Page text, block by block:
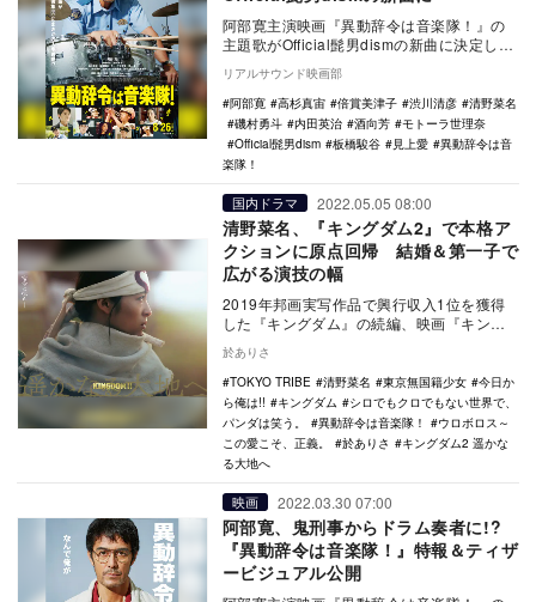
阿部寛主演映画『異動辞令は音楽隊！』の
主題歌がOfficial髭男dismの新曲に決定し、
あわせて予告編とポスタービジュアルが
公…
リアルサウンド映画部
阿部寛
高杉真宙 倍賞美津子 渋川清彦
清野菜名
磯村勇斗
内田英治 酒向芳
モトーラ世理奈
Official髭男dism
板橋駿谷 見上愛
異動辞令は音
楽隊！
国内ドラマ 2022.05.05 08:00
清野菜名、『キングダム2』で本格ア
クションに原点回帰 結婚＆第一子で
広がる演技の幅
2019年邦画実写作品で興行収入1位を獲得
した『キングダム』の続編、映画『キング
る。その…
於ありさ
TOKYO TRIBE
清野菜名 東京無国籍少女
今日か
ら俺は!!
キングダム
シロでもクロでもない世界で、
パンダは笑う。
異動辞令は音楽隊！
ウロボロス～
この愛こそ、正義。
於ありさ
キングダム2 遥かな
る大地へ
映画 2022.03.30 07:00
阿部寛、鬼刑事からドラム奏者に!?
『異動辞令は音楽隊！』特報＆ティザ
ービジュアル公開